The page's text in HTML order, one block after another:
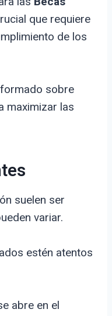
que requiere
de los
sobre
maximizar las
suelen ser
variar.
estén atentos
abre en el